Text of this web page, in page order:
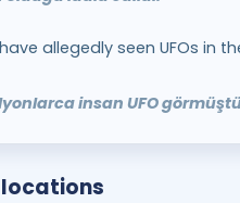
allegedly seen UFOs in
insan UFO